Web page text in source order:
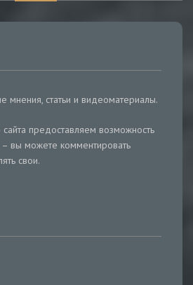
мнения, статьи и видеоматериалы.
предоставляем возможность
вы можете комментировать
свои.